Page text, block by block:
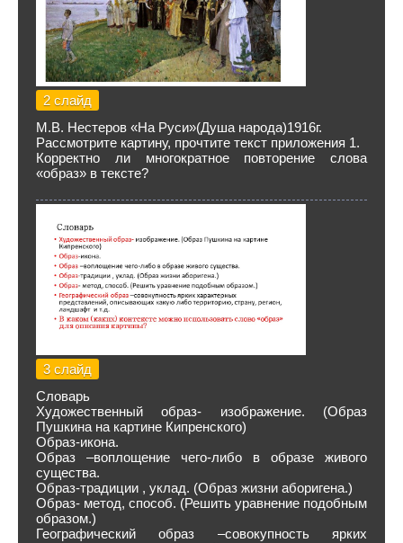
2 слайд
М.В. Нестеров «На Руси»(Душа народа)1916г.
Рассмотрите картину, прочтите текст приложения 1.
Корректно ли многократное повторение слова
«образ» в тексте?
3 слайд
Словарь
Художественный образ- изображение. (Образ
Пушкина на картине Кипренского)
Образ-икона.
Образ –воплощение чего-либо в образе живого
существа.
Образ-традиции , уклад. (Образ жизни аборигена.)
Образ- метод, способ. (Решить уравнение подобным
образом.)
Географический образ –совокупность ярких